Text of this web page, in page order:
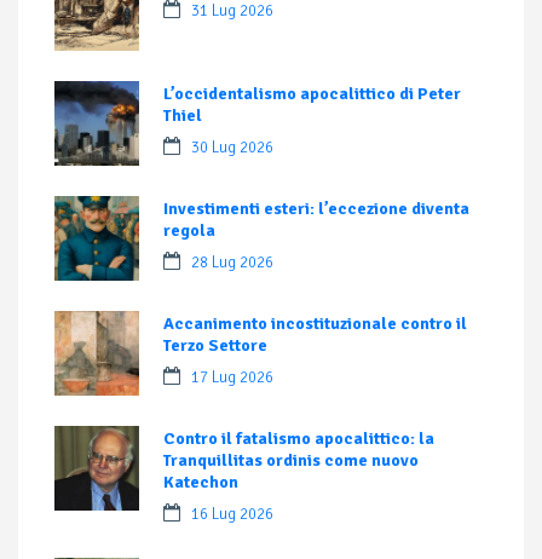
31 Lug 2026
L’occidentalismo apocalittico di Peter
Thiel
30 Lug 2026
Investimenti esteri: l’eccezione diventa
regola
28 Lug 2026
Accanimento incostituzionale contro il
Terzo Settore
17 Lug 2026
Contro il fatalismo apocalittico: la
Tranquillitas ordinis come nuovo
Katechon
16 Lug 2026